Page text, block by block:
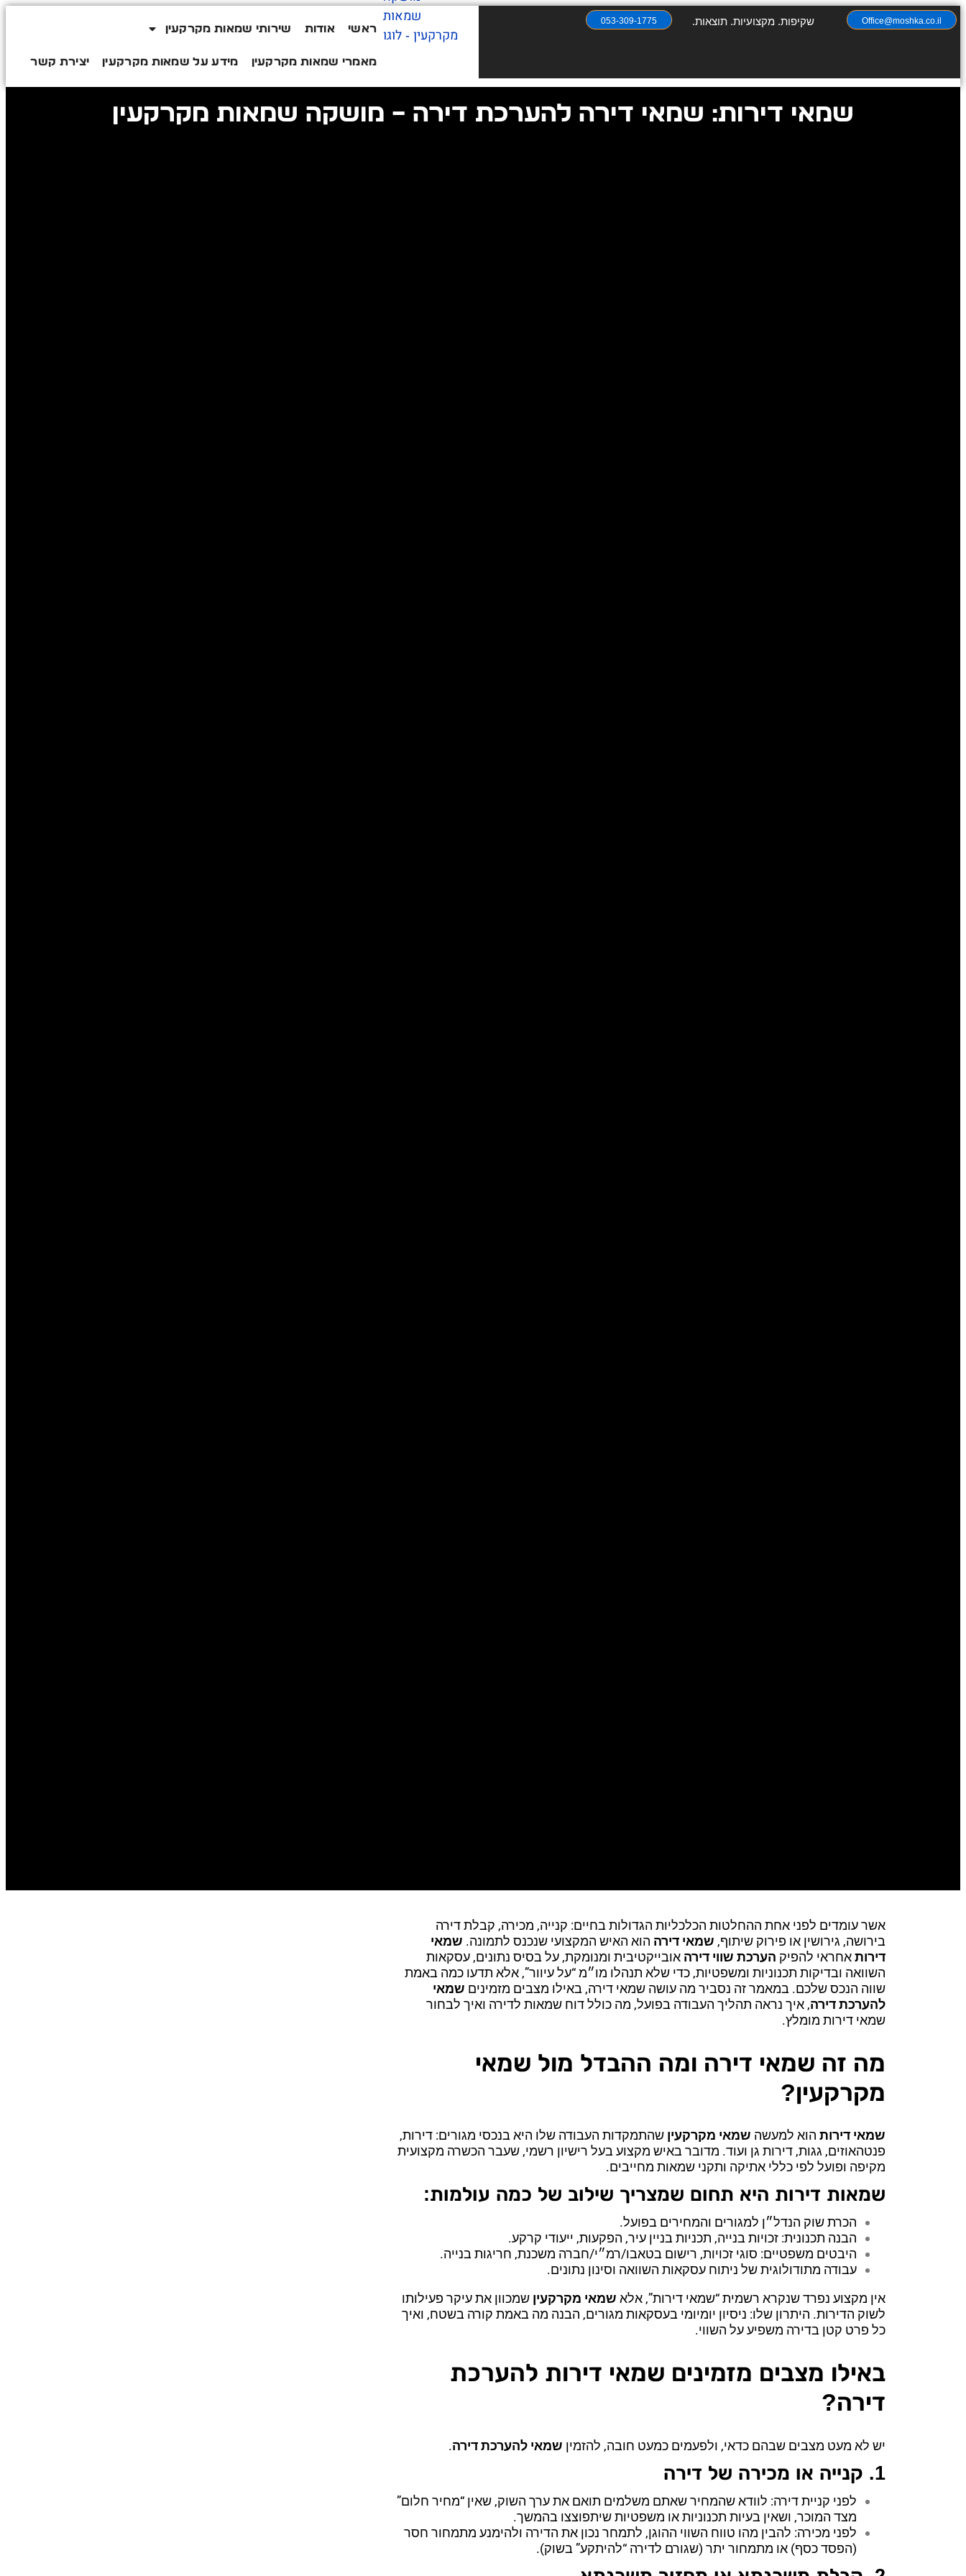
Office@moshka.co.il שקיפות. מקצועיות. תוצאות. 053-309-1775
ראשי אודות שירותי שמאות מקרקעין
מאמרי שמאות מקרקעין מידע על שמאות מקרקעין יצירת קשר
שמאי דירות: שמאי דירה להערכת דירה – מושקה שמאות מקרקעין
אשר עומדים לפני אחת ההחלטות הכלכליות הגדולות בחיים: קנייה, מכירה, קבלת דירה
בירושה, גירושין או פירוק שיתוף, שמאי דירה הוא האיש המקצועי שנכנס לתמונה. שמאי
דירותאחראי להפיק הערכת שווי דירה אובייקטיבית ומנומקת, על בסיס נתונים, עסקאות
השוואה ובדיקות תכנוניות ומשפטיות, כדי שלא תנהלו מו״מ “על עיוור”, אלא תדעו כמה באמת
שווה הנכס שלכם. במאמר זה נסביר מה עושה שמאי דירה, באילו מצבים מזמינים שמאי
להערכת דירה, איך נראה תהליך העבודה בפועל, מה כולל דוח שמאות לדירה ואיך לבחור
שמאי דירות מומלץ.
מה זה שמאי דירה ומה ההבדל מול שמאי
מקרקעין?
שמאי דירות הוא למעשה שמאי מקרקעין שהתמקדות העבודה שלו היא בנכסי מגורים: דירות,
פנטהאוזים, גגות, דירות גן ועוד. מדובר באיש מקצוע בעל רישיון רשמי, שעבר הכשרה מקצועית
מקיפה ופועל לפי כללי אתיקה ותקני שמאות מחייבים.
שמאות דירות היא תחום שמצריך שילוב של כמה עולמות:
הכרת שוק הנדל״ן למגורים והמחירים בפועל.
הבנה תכנונית: זכויות בנייה, תכניות בניין עיר, הפקעות, ייעודי קרקע.
היבטים משפטיים: סוגי זכויות, רישום בטאבו/רמ״י/חברה משכנת, חריגות בנייה.
עבודה מתודולוגית של ניתוח עסקאות השוואה וסינון נתונים.
אין מקצוע נפרד שנקרא רשמית “שמאי דירות”, אלא שמאי מקרקעין שמכוון את עיקר פעילותו
לשוק הדירות. היתרון שלו: ניסיון יומיומי בעסקאות מגורים, הבנה מה באמת קורה בשטח, ואיך
כל פרט קטן בדירה משפיע על השווי.
באילו מצבים מזמינים שמאי דירות להערכת
דירה?
יש לא מעט מצבים שבהם כדאי, ולפעמים כמעט חובה, להזמין שמאי להערכת דירה.
1. קנייה או מכירה של דירה
לפני קניית דירה: לוודא שהמחיר שאתם משלמים תואם את ערך השוק, שאין “מחיר חלום”
מצד המוכר, ושאין בעיות תכנוניות או משפטיות שיתפוצצו בהמשך.
לפני מכירה: להבין מהו טווח השווי ההוגן, לתמחר נכון את הדירה ולהימנע מתמחור חסר
(הפסד כסף) או מתמחור יתר (שגורם לדירה “להיתקע” בשוק).